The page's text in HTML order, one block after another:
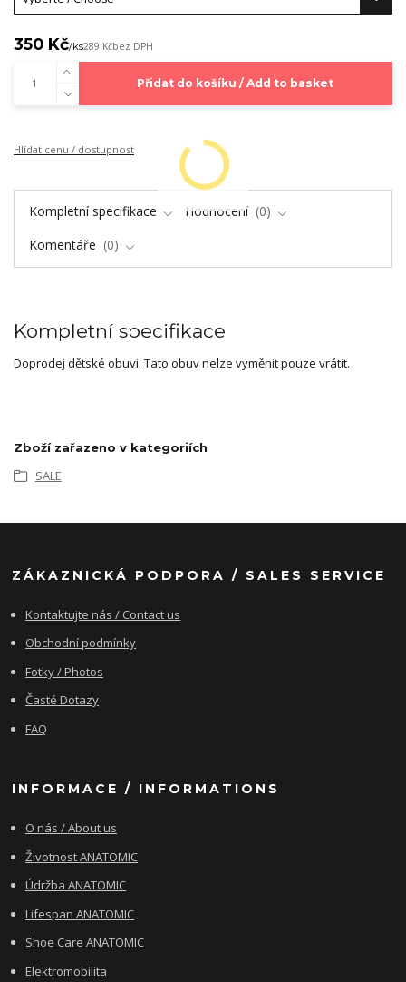
350 Kč/ks289 Kčbez DPH
Přidat do košíku / Add to basket
Hlídat cenu / dostupnost
Kompletní specifikace Hodnocení
0
Komentáře
0
Kompletní specifikace
Doprodej dětské obuvi. Tato obuv nelze vyměnit pouze vrátit.
Zboží zařazeno v kategoriích
SALE
ZÁKAZNICKÁ PODPORA / SALES SERVICE
Kontaktujte nás / Contact us
Obchodní podmínky
Fotky / Photos
Časté Dotazy
FAQ
INFORMACE / INFORMATIONS
O nás / About us
Životnost ANATOMIC
Údržba ANATOMIC
Lifespan ANATOMIC
Shoe Care ANATOMIC
Elektromobilita